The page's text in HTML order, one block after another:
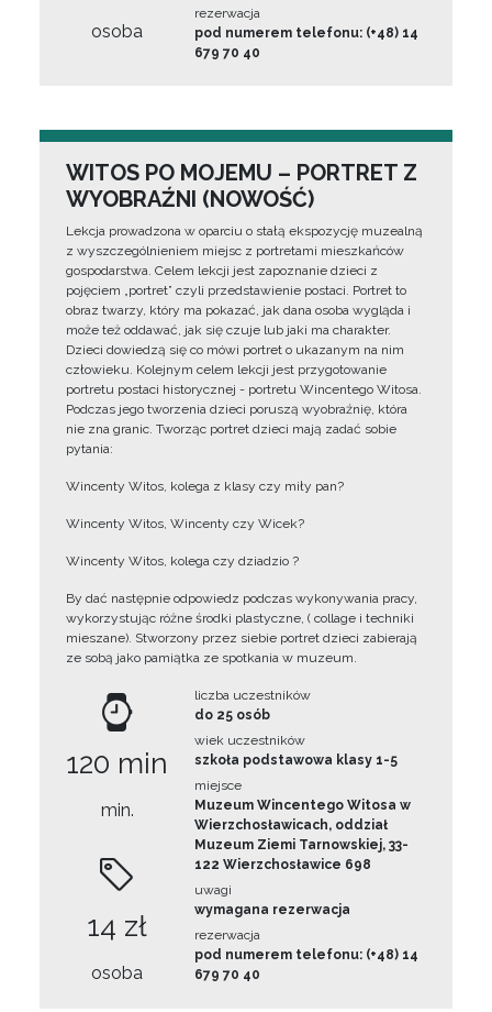
osoba
rezerwacja
pod numerem telefonu: (+48) 14
679 70 40
WITOS PO MOJEMU – PORTRET Z
WYOBRAŹNI (NOWOŚĆ)
Lekcja prowadzona w oparciu o stałą ekspozycję muzealną
z wyszczególnieniem miejsc z portretami mieszkańców
gospodarstwa. Celem lekcji jest zapoznanie dzieci z
pojęciem „portret” czyli przedstawienie postaci. Portret to
obraz twarzy, który ma pokazać, jak dana osoba wygląda i
może też oddawać, jak się czuje lub jaki ma charakter.
Dzieci dowiedzą się co mówi portret o ukazanym na nim
człowieku. Kolejnym celem lekcji jest przygotowanie
portretu postaci historycznej - portretu Wincentego Witosa.
Podczas jego tworzenia dzieci poruszą wyobraźnię, która
nie zna granic. Tworząc portret dzieci mają zadać sobie
pytania:
Wincenty Witos, kolega z klasy czy miły pan?
Wincenty Witos, Wincenty czy Wicek?
Wincenty Witos, kolega czy dziadzio ?
By dać następnie odpowiedz podczas wykonywania pracy,
wykorzystując różne środki plastyczne, ( collage i techniki
mieszane). Stworzony przez siebie portret dzieci zabierają
ze sobą jako pamiątka ze spotkania w muzeum.
120 min
min.
14 zł
osoba
liczba uczestników
do 25 osób
wiek uczestników
szkoła podstawowa klasy 1-5
miejsce
Muzeum Wincentego Witosa w
Wierzchosławicach, oddział
Muzeum Ziemi Tarnowskiej, 33-
122 Wierzchosławice 698
uwagi
wymagana rezerwacja
rezerwacja
pod numerem telefonu: (+48) 14
679 70 40